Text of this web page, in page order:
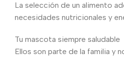
La selección de un alimento
necesidades nutricionales y
Tu mascota siempre saludable
Ellos son parte de la familia y